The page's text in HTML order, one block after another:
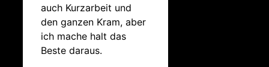
auch Kurzarbeit und
den ganzen Kram, aber
ich mache halt das
Beste daraus.